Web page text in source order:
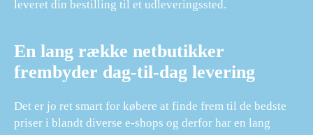
leveret din bestilling til et udleveringssted.
En lang række netbutikker
frembyder dag-til-dag levering
Det er jo ret smart for købere at finde frem til de bedste
priser i blandt diverse e-shops og derfor har en lang